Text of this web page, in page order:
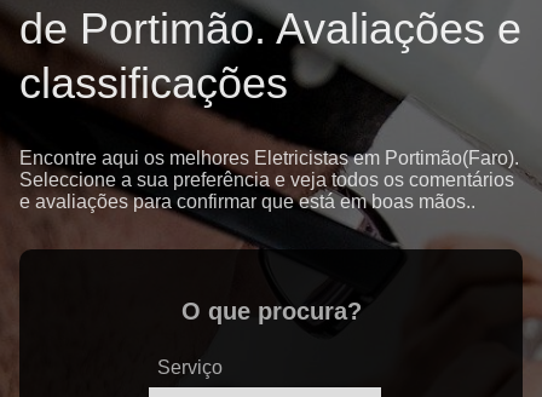
de Portimão. Avaliações e
classificações
Encontre aqui os melhores Eletricistas em Portimão(Faro).
Seleccione a sua preferência e veja todos os comentários
e avaliações para confirmar que está em boas mãos..
O que procura?
Serviço